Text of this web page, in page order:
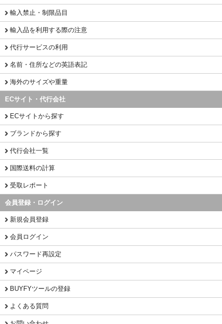
輸入禁止・制限品目
輸入品を利用する際の注意
代行サービスの利用
名前・住所などの英語表記
海外のサイズや重量
ECサイト・代行会社
ECサイトから探す
ブランドから探す
代行会社一覧
国際送料の計算
受取レポート
会員登録・ログイン
新規会員登録
会員ログイン
パスワード再設定
マイページ
BUYFYツールの登録
よくある質問